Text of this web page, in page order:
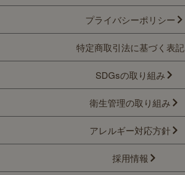
プライバシーポリシー
特定商取引法に基づく表記
SDGsの取り組み
衛生管理の取り組み
アレルギー対応方針
採用情報